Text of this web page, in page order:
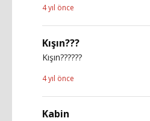
4 yıl önce
Kışın???
Kışın??????
4 yıl önce
Kabin